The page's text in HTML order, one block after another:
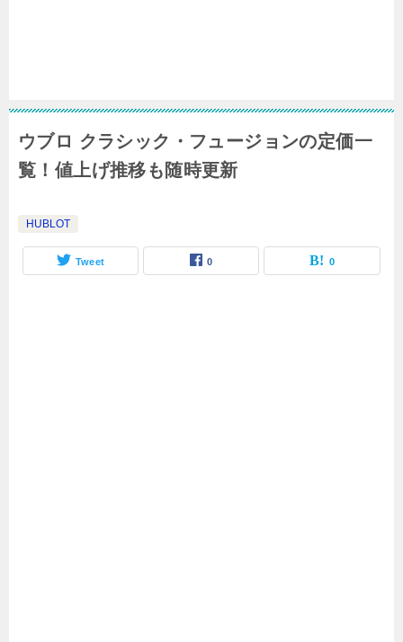
ウブロ クラシック・フュージョンの定価一
覧！値上げ推移も随時更新
HUBLOT
Tweet 0 0